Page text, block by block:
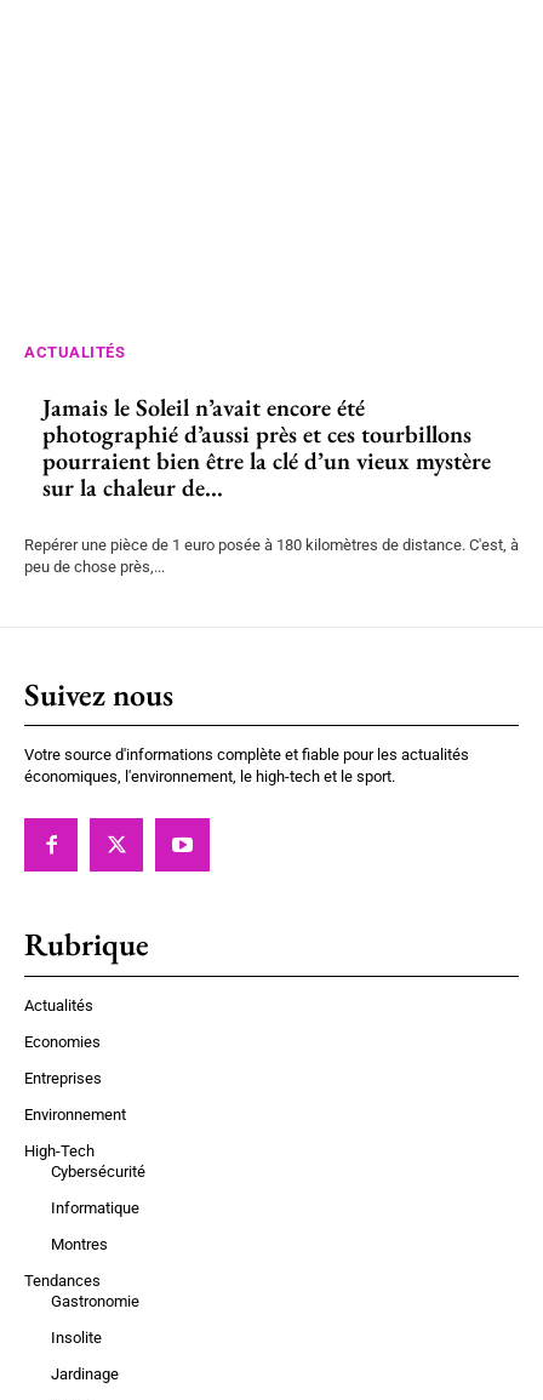
ACTUALITÉS
Jamais le Soleil n’avait encore été
photographié d’aussi près et ces tourbillons
pourraient bien être la clé d’un vieux mystère
sur la chaleur de...
Repérer une pièce de 1 euro posée à 180 kilomètres de distance. C'est, à
peu de chose près,...
Suivez nous
Votre source d'informations complète et fiable pour les actualités
économiques, l'environnement, le high-tech et le sport.
Rubrique
Actualités
Economies
Entreprises
Environnement
High-Tech
Cybersécurité
Informatique
Montres
Tendances
Gastronomie
Insolite
Jardinage